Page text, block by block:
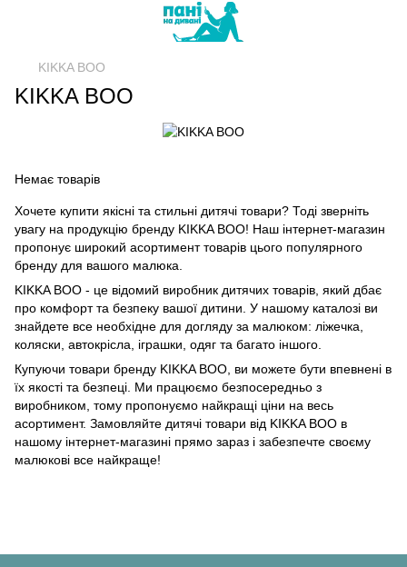
KIKKA BOO
KIKKA BOO
Немає товарів
Хочете купити якісні та стильні дитячі товари? Тоді зверніть
увагу на продукцію бренду KIKKA BOO! Наш інтернет-магазин
пропонує широкий асортимент товарів цього популярного
бренду для вашого малюка.
KIKKA BOO - це відомий виробник дитячих товарів, який дбає
про комфорт та безпеку вашої дитини. У нашому каталозі ви
знайдете все необхідне для догляду за малюком: ліжечка,
коляски, автокрісла, іграшки, одяг та багато іншого.
Купуючи товари бренду KIKKA BOO, ви можете бути впевнені в
їх якості та безпеці. Ми працюємо безпосередньо з
виробником, тому пропонуємо найкращі ціни на весь
асортимент. Замовляйте дитячі товари від KIKKA BOO в
нашому інтернет-магазині прямо зараз і забезпечте своєму
малюкові все найкраще!